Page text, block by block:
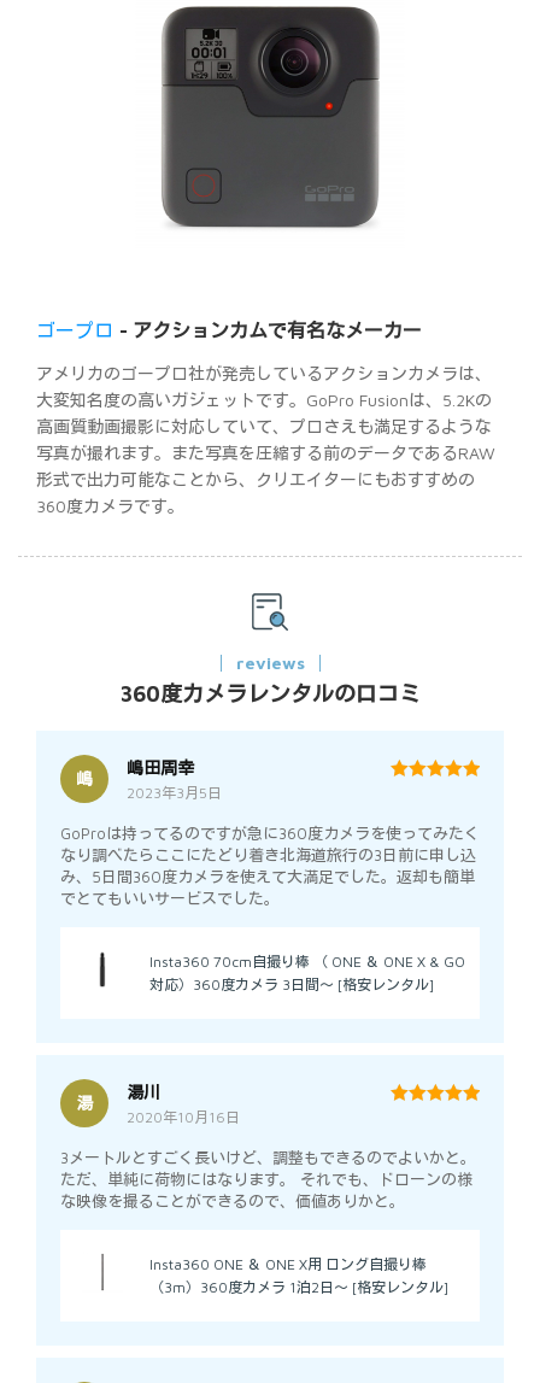
ゴープロ - アクションカムで有名なメーカー
アメリカのゴープロ社が発売しているアクションカメラは、
大変知名度の高いガジェットです。GoPro Fusionは、5.2Kの
高画質動画撮影に対応していて、プロさえも満足するような
写真が撮れます。また写真を圧縮する前のデータであるRAW
形式で出力可能なことから、クリエイターにもおすすめの
360度カメラです。
reviews
360度カメラレンタルの口コミ
嶋
嶋田周幸
2023年3月5日
GoProは持ってるのですが急に360度カメラを使ってみたく
なり調べたらここにたどり着き北海道旅行の3日前に申し込
み、5日間360度カメラを使えて大満足でした。返却も簡単
でとてもいいサービスでした。
Insta360 70cm自撮り棒 （ ONE ＆ ONE X & GO
対応）360度カメラ 3日間～ [格安レンタル]
湯
湯川
2020年10月16日
3メートルとすごく長いけど、調整もできるのでよいかと。
ただ、単純に荷物にはなります。 それでも、ドローンの様
な映像を撮ることができるので、価値ありかと。
Insta360 ONE ＆ ONE X用 ロング自撮り棒
（3m）360度カメラ 1泊2日～ [格安レンタル]